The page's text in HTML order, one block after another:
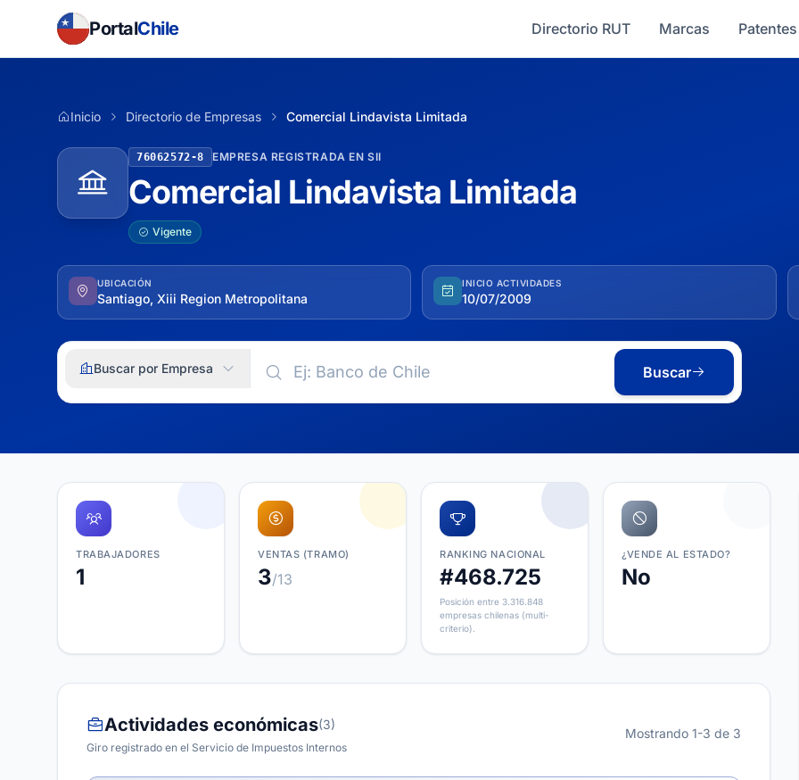
PortalChile Directorio RUT Marcas Patentes
Inicio Directorio de Empresas Comercial Lindavista Limitada
76062572-8 EMPRESA REGISTRADA EN SII
Comercial Lindavista Limitada
Vigente
UBICACIÓN
Santiago, Xiii Region Metropolitana
INICIO ACTIVIDADES
10/07/2009
Buscar por Empresa Buscar
TRABAJADORES
1
VENTAS (TRAMO)
3/13
RANKING NACIONAL
#468.725
Posición entre 3.316.848
empresas chilenas (multi-
criterio).
¿VENDE AL ESTADO?
No
Actividades económicas(3)
Giro registrado en el Servicio de Impuestos Internos
Mostrando 1-3 de 3